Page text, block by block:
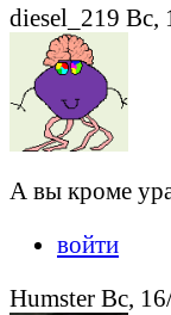
diesel_219 Вс,
А вы кроме
войти
Humster Вс,